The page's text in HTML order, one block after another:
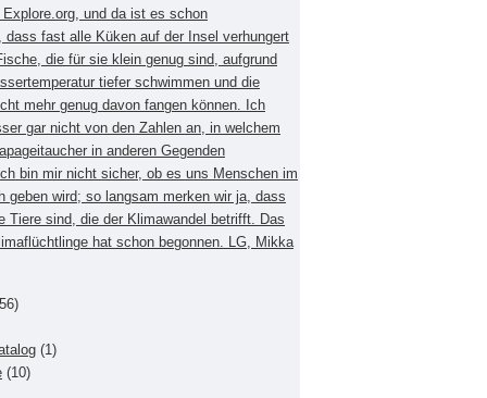
und da ist es schon
dass fast alle Küken auf der Insel verhungert
die für sie klein genug sind, aufgrund
tiefer schwimmen und die
mehr genug davon fangen können. Ich
gar nicht von den Zahlen an, in welchem
in anderen Gegenden
bin mir nicht sicher, ob es uns Menschen im
geben wird; so langsam merken wir ja, dass
Tiere sind, die der Klimawandel betrifft. Das
hat schon begonnen. LG, Mikka
(1)
(10)